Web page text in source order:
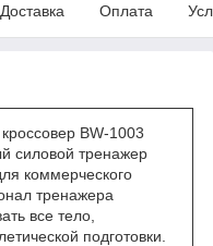
Доставка Оплата
BW-1003
силовой тренажер
коммерческого
тренажера
все тело,
подготовки.